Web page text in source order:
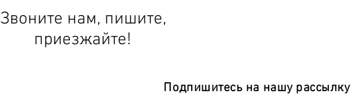
Звоните нам, пишите,
приезжайте!
Подпишитесь на нашу рассылку